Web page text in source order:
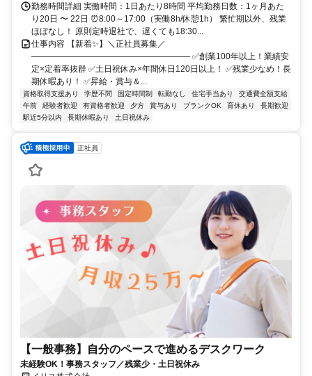
勤務時間詳細 実働時間：1日あたり8時間 平均勤務日数：1ヶ月あた
り20日 〜 22日 ⏰8:00～17:00（実働8h/休憩1h） 繁忙期以外、残業
ほぼなし！ 原則定時退社で、遅くても18:30...
仕事内容 【新着✨】＼正社員募集／
――――――――――――――――――― ✅創業100年以上！業績安
定×定着率抜群 ✅土日祝休み×年間休日120日以上！ ✅残業少なめ！長
期休暇あり！ ✅昇給・賞与＆...
資格取得支援あり 学歴不問 固定時間制 転勤なし 住宅手当あり
交通費全額支給
午前
経験者歓迎 有資格者歓迎 夕方 賞与あり ブランクOK 育休あり
長期歓迎
駅近5分以内
長期休暇あり 土日祝休み
正社員
【一般事務】自分のペースで進めるデスクワーク
未経験OK！事務スタッフ／残業少・土日祝休み